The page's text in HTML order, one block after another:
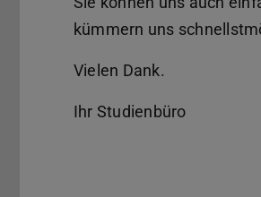
kümmern uns
Vielen Dank.
Ihr Studienbüro